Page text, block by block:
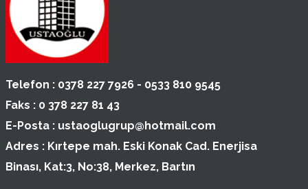
Telefon : 0378 227 7926 - 0533 810 9545
Faks : 0 378 227 81 43
E-Posta : ustaoglugrup@hotmail.com
Adres : Kırtepe mah. Eski Konak Cad. Enerjisa
Binası, Kat:3, No:38, Merkez, Bartın